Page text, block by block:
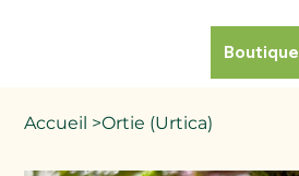
Boutique
Accueil >Ortie (Urtica)